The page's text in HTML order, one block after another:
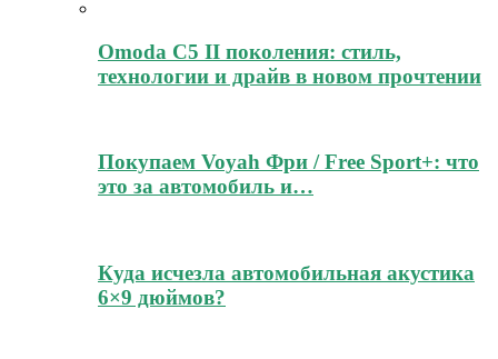
Omoda C5 II поколения: стиль,
технологии и драйв в новом прочтении
Покупаем Voyah Фри / Free Sport+: что
это за автомобиль и…
Куда исчезла автомобильная акустика
6×9 дюймов?